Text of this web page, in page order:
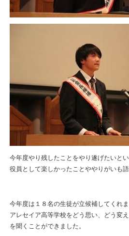
今年度やり残したことをやり遂げたいと
役員として楽しかったことややりがいも語
今年度は１８名の生徒が立候補してくれ
アレセイア高等学校をどう思い、どう変
を聞くことができました。